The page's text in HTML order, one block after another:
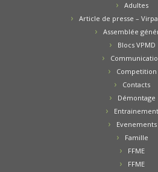
Adultes
Article de presse –
Assemblée
Blocs VPMD
Competition
Contacts
Démontage
Entrainement
Evenements
Famille
FFME
FFME